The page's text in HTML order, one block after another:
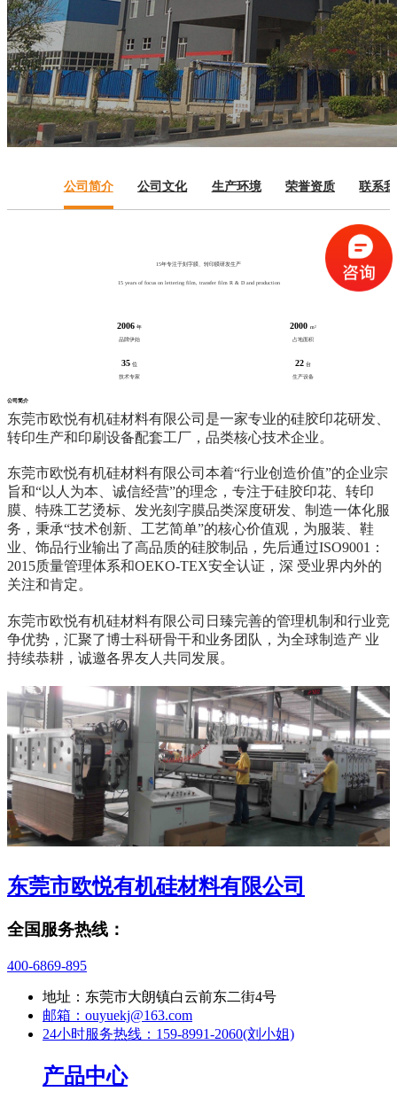
公司简介 公司文化 生产环境 荣誉资质 联系
15年专注于刻字膜、转印膜研发生产
15 years of focus on lettering film, transfer film R & D and production
2006 年
品牌伊始
2000 m²
占地面积
35 位
技术专家
22 台
生产设备
公司简介
东莞市欧悦有机硅材料有限公司是一家专业的硅胶印花研发、
转印生产和印刷设备配套工厂，品类核心技术企业。
东莞市欧悦有机硅材料有限公司本着“行业创造价值”的企业宗
旨和“以人为本、诚信经营”的理念，专注于硅胶印花、转印
膜、特殊工艺烫标、发光刻字膜品类深度研发、制造一体化服
务，秉承“技术创新、工艺简单”的核心价值观，为服装、鞋
业、饰品行业输出了高品质的硅胶制品，先后通过ISO9001：
2015质量管理体系和OEKO-TEX安全认证，深 受业界内外的
关注和肯定。
东莞市欧悦有机硅材料有限公司日臻完善的管理机制和行业竞
争优势，汇聚了博士科研骨干和业务团队，为全球制造产 业
持续恭耕，诚邀各界友人共同发展。
东莞市欧悦有机硅材料有限公司
全国服务热线：
400-6869-895
地址：东莞市大朗镇白云前东二街4号
邮箱：ouyuekj@163.com
24小时服务热线：159-8991-2060(刘小姐)
产品中心